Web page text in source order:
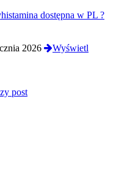
dostępna w PL ?
2026
Wyświetl
post